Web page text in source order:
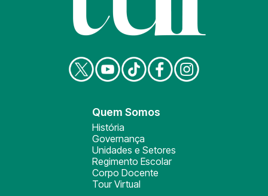
Quem Somos
História
Governança
Unidades e Setores
Regimento Escolar
Corpo Docente
Tour Virtual